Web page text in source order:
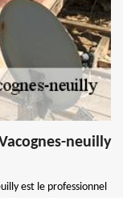
neuilly
est le professionnel